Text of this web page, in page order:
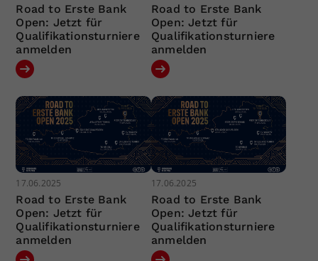
Road to Erste Bank
Open: Jetzt für
Qualifikationsturniere
anmelden
Road to Erste Bank
Open: Jetzt für
Qualifikationsturniere
anmelden
17.06.2025
Road to Erste Bank
Open: Jetzt für
Qualifikationsturniere
anmelden
17.06.2025
Road to Erste Bank
Open: Jetzt für
Qualifikationsturniere
anmelden